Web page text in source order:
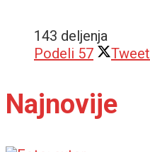
143 deljenja
Podeli 57 Tweet
Najnovije